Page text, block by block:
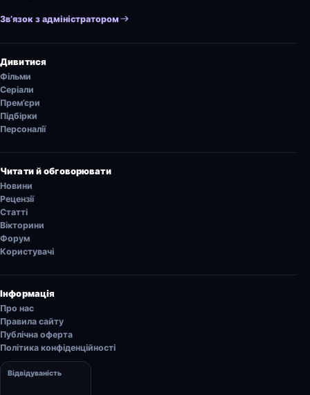
Зв’язок з адміністратором
Дивитися
Фільми
Серіали
Прем’єри
Підбірки
Персоналії
Читати й обговорювати
Новини
Рецензії
Статті
Вікторини
Форум
Користувачі
Інформація
Про нас
Правила сайту
Публічна оферта
Політика конфіденційності
Відвідуваність